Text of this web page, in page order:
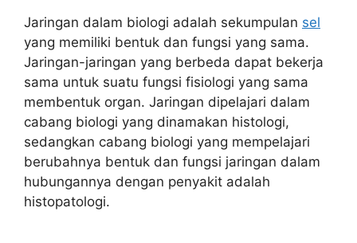
Jaringan dalam biologi adalah sekumpulan sel
yang memiliki bentuk dan fungsi yang sama.
Jaringan-jaringan yang berbeda dapat bekerja
sama untuk suatu fungsi fisiologi yang sama
membentuk organ. Jaringan dipelajari dalam
cabang biologi yang dinamakan histologi,
sedangkan cabang biologi yang mempelajari
berubahnya bentuk dan fungsi jaringan dalam
hubungannya dengan penyakit adalah
histopatologi.